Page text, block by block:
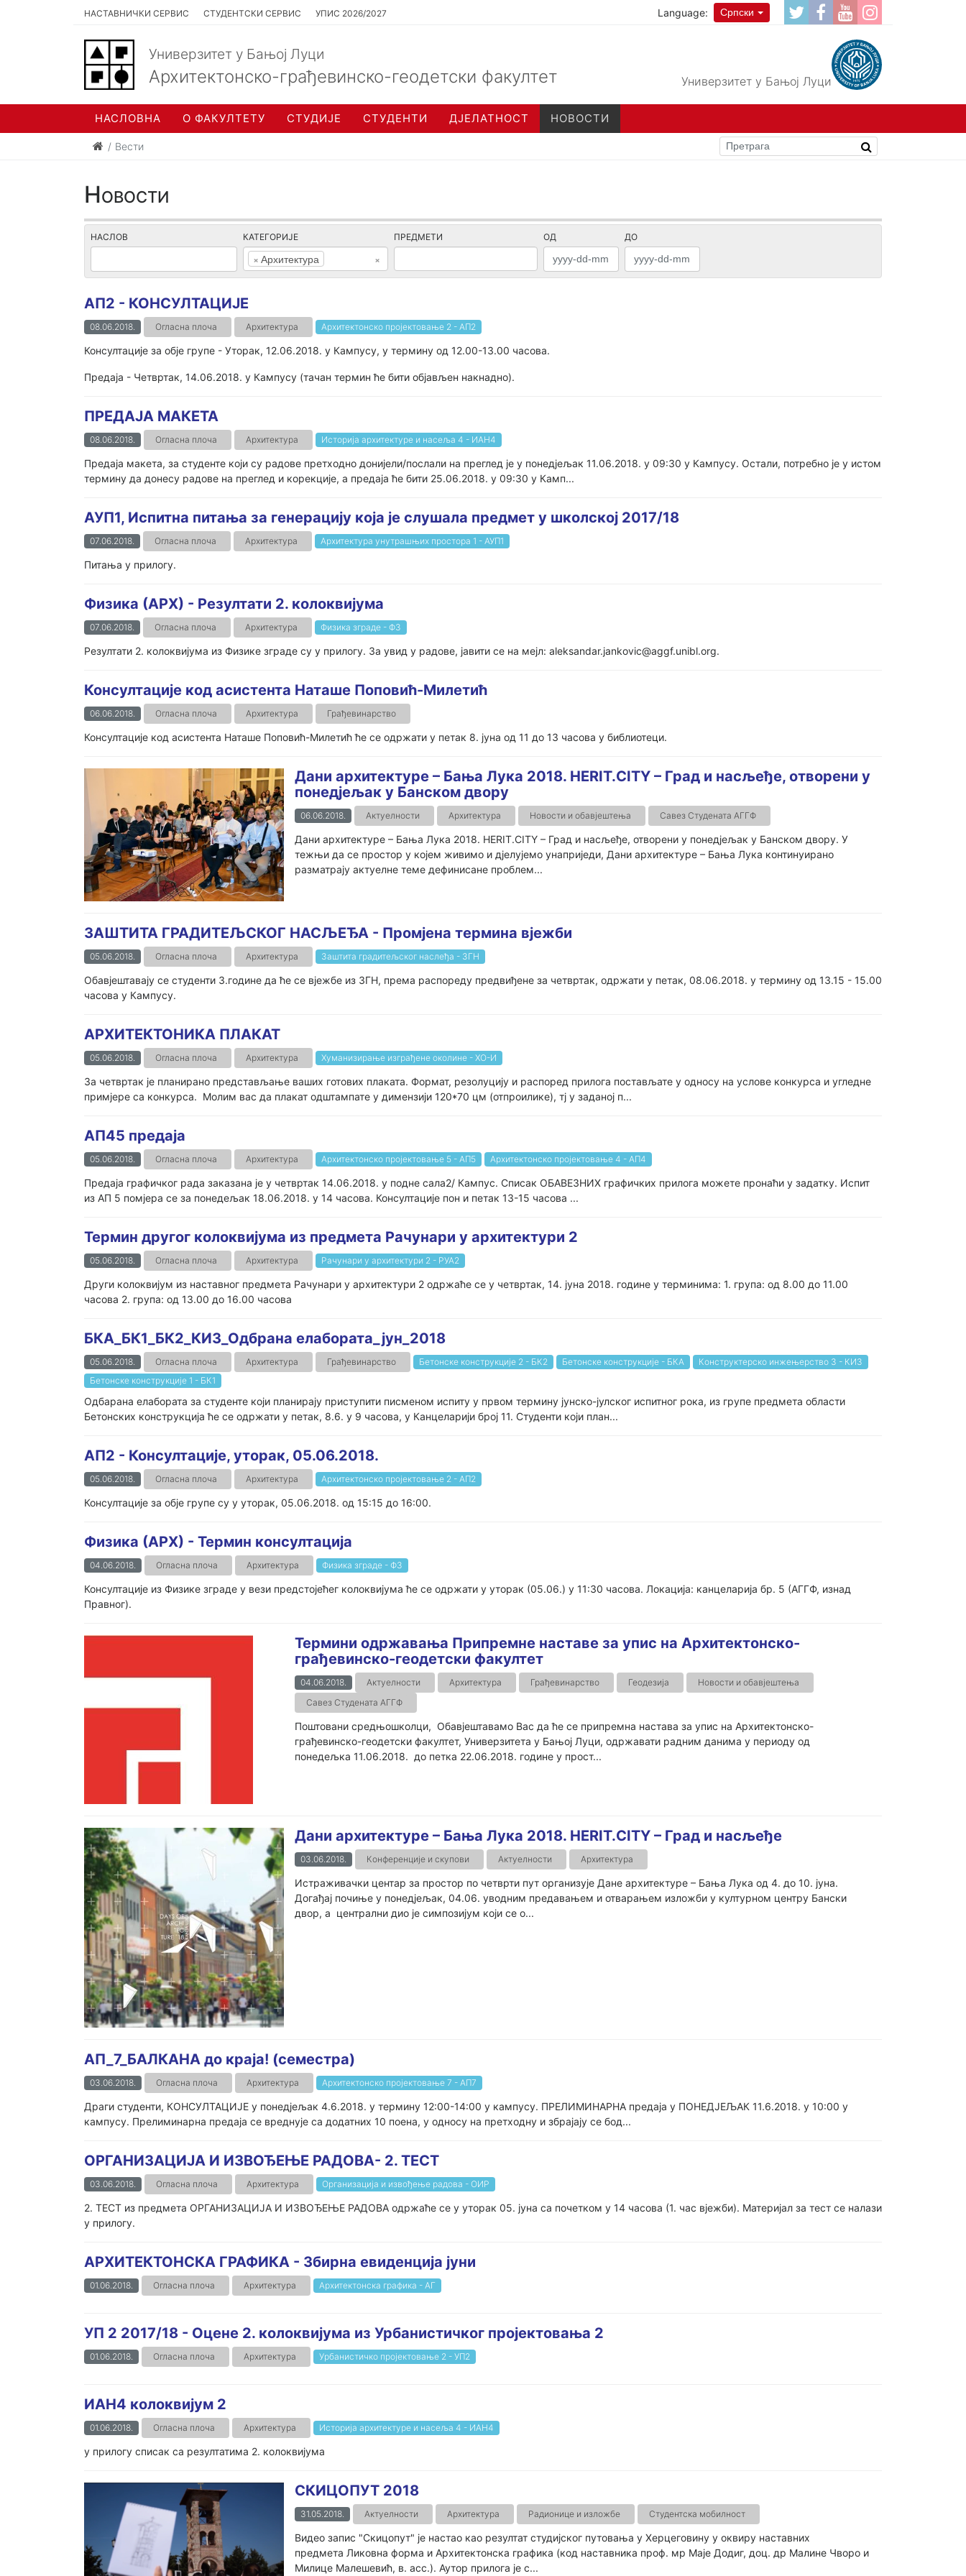
НАСТАВНИЧКИ СЕРВИС СТУДЕНТСКИ СЕРВИС УПИС 2026/2027 Language: Српски
Универзитет у Бањој Луци
Архитектонско-грађевинско-геодетски факултет Универзитет у Бањој Луци
НАСЛОВНА О ФАКУЛТЕТУ СТУДИЈЕ СТУДЕНТИ ДЈЕЛАТНОСТ НОВОСТИ
Вести
Новости
НАСЛОВ КАТЕГОРИЈЕ
×
× Архитектура
ПРЕДМЕТИ ОД ДО
АП2 - КОНСУЛТАЦИЈЕ
08.06.2018. Огласна плоча Архитектура Архитектонско пројектовање 2 - АП2
Консултације за обје групе - Уторак, 12.06.2018. у Кампусу, у термину од 12.00-13.00 часова.
Предаја - Четвртак, 14.06.2018. у Кампусу (тачан термин ће бити објављен накнадно).
ПРЕДАЈА МАКЕТА
08.06.2018. Огласна плоча Архитектура Историја архитектуре и насеља 4 - ИАН4
Предаја макета, за студенте који су радове претходно донијели/послали на преглед је у понедјељак 11.06.2018. у 09:30 у Кампусу. Остали, потребно је у истом
термину да донесу радове на преглед и корекције, а предаја ће бити 25.06.2018. у 09:30 у Камп...
АУП1, Испитна питања за генерацију која је слушала предмет у школској 2017/18
07.06.2018. Огласна плоча Архитектура Архитектура унутрашњих простора 1 - АУП1
Питања у прилогу.
Физика (АРХ) - Резултати 2. колоквијума
07.06.2018. Огласна плоча Архитектура Физика зграде - ФЗ
Резултати 2. колоквијума из Физике зграде су у прилогу. За увид у радове, јавити се на мејл: aleksandar.jankovic@aggf.unibl.org.
Консултације код асистента Наташе Поповић-Милетић
06.06.2018. Огласна плоча Архитектура Грађевинарство
Консултације код асистента Наташе Поповић-Милетић ће се одржати у петак 8. јуна од 11 до 13 часова у библиотеци.
Дани архитектуре – Бања Лука 2018. HERIT.CITY – Град и насљеђе, отворени у
понедјељак у Банском двору
06.06.2018. Актуелности Архитектура Новости и обавјештења Савез Студената АГГФ
Дани архитектуре – Бања Лука 2018. HERIT.CITY – Град и насљеђе, отворени у понедјељак у Банском двору. У
тежњи да се простор у којем живимо и дјелујемо унаприједи, Дани архитектуре – Бања Лука континуирано
разматрају актуелне теме дефинисане проблем...
ЗАШТИТА ГРАДИТЕЉСКОГ НАСЉЕЂА - Промјена термина вјежби
05.06.2018. Огласна плоча Архитектура Заштита градитељског наслеђа - ЗГН
Обавјештавају се студенти 3.године да ће се вјежбе из ЗГН, према распореду предвиђене за четвртак, одржати у петак, 08.06.2018. у термину од 13.15 - 15.00
часова у Кампусу.
АРХИТЕКТОНИКА ПЛАКАТ
05.06.2018. Огласна плоча Архитектура Хуманизирање изграђене околине - ХО-И
За четвртак је планирано представљање ваших готових плаката. Формат, резолуцију и распоред прилога постављате у односу на услове конкурса и угледне
примјере са конкурса. Молим вас да плакат одштампате у димензији 120*70 цм (отпроилике), тј у заданој п...
АП45 предаја
05.06.2018. Огласна плоча Архитектура Архитектонско пројектовање 5 - АП5 Архитектонско пројектовање 4 - АП4
Предаја графичког рада заказана је у четвртак 14.06.2018. у подне сала2/ Кампус. Списак ОБАВЕЗНИХ графичких прилога можете пронаћи у задатку. Испит
из АП 5 помјера се за понедељак 18.06.2018. у 14 часова. Консултације пон и петак 13-15 часова ...
Термин другог колоквијума из предмета Рачунари у архитектури 2
05.06.2018. Огласна плоча Архитектура Рачунари у архитектури 2 - РУА2
Други колоквијум из наставног предмета Рачунари у архитектури 2 одржаће се у четвртак, 14. јуна 2018. године у терминима: 1. група: од 8.00 до 11.00
часова 2. група: од 13.00 до 16.00 часова
БКА_БК1_БК2_КИ3_Одбрана елабората_јун_2018
05.06.2018. Огласна плоча Архитектура Грађевинарство Бетонске конструкције 2 - БК2 Бетонске конструкције - БКА
Конструктерско инжењерство 3 - КИ3
Бетонске конструкције 1 - БК1
Одбарана елабората за студенте који планирају приступити писменом испиту у првом термину јунско-јулског испитног рока, из групе предмета области
Бетонских конструкција ће се одржати у петак, 8.6. у 9 часова, у Канцеларији број 11. Студенти који план...
АП2 - Консултације, уторак, 05.06.2018.
05.06.2018. Огласна плоча Архитектура Архитектонско пројектовање 2 - АП2
Консултације за обје групе су у уторак, 05.06.2018. од 15:15 до 16:00.
Физика (АРХ) - Термин консултација
04.06.2018. Огласна плоча Архитектура Физика зграде - ФЗ
Консултације из Физике зграде у вези предстојећег колоквијума ће се одржати у уторак (05.06.) у 11:30 часова. Локација: канцеларија бр. 5 (АГГФ, изнад
Правног).
Термини одржавања Припремне наставе за упис на Архитектонско-
грађевинско-геодетски факултет
04.06.2018. Актуелности Архитектура Грађевинарство Геодезија
Новости и обавјештења
Савез Студената АГГФ
Поштовани средњошколци, Обавјештавамо Вас да ће се припремна настава за упис на Архитектонско-
грађевинско-геодетски факултет, Универзитета у Бањој Луци, одржавати радним данима у периоду од
понедељка 11.06.2018. до петка 22.06.2018. године у прост...
Дани архитектуре – Бања Лука 2018. HERIT.CITY – Град и насљеђе
03.06.2018. Конференције и скупови Актуелности Архитектура
Истраживачки центар за простор по четврти пут организује Дане архитектуре – Бања Лука од 4. до 10. јуна.
Догађај почиње у понедјељак, 04.06. уводним предавањем и отварањем изложби у културном центру Бански
двор, а централни дио је симпозијум који се о...
АП_7_БАЛКАНА до краја! (семестра)
03.06.2018. Огласна плоча Архитектура Архитектонско пројектовање 7 - АП7
Драги студенти, КОНСУЛТАЦИЈЕ у понедјељак 4.6.2018. у термину 12:00-14:00 у кампусу. ПРЕЛИМИНАРНА предаја у ПОНЕДЈЕЉАК 11.6.2018. у 10:00 у
кампусу. Прелиминарна предаја се вреднује са додатних 10 поена, у односу на претходну и збрајају се бод...
ОРГАНИЗАЦИЈА И ИЗВОЂЕЊЕ РАДОВА- 2. ТЕСТ
03.06.2018. Огласна плоча Архитектура Организација и извођење радова - ОИР
2. ТЕСТ из предмета ОРГАНИЗАЦИЈА И ИЗВОЂЕЊЕ РАДОВА одржаће се у уторак 05. јуна са почетком у 14 часова (1. час вјежби). Материјал за тест се налази
у прилогу.
АРХИТЕКТОНСКА ГРАФИКА - Збирна евиденција јуни
01.06.2018. Огласна плоча Архитектура Архитектонска графика - АГ
УП 2 2017/18 - Oцене 2. колоквијума из Урбанистичког пројектовања 2
01.06.2018. Огласна плоча Архитектура Урбанистичко пројектовање 2 - УП2
ИАН4 колоквијум 2
01.06.2018. Огласна плоча Архитектура Историја архитектуре и насеља 4 - ИАН4
у прилогу списак са резултатима 2. колоквијума
СКИЦОПУТ 2018
31.05.2018. Актуелности Архитектура Радионице и изложбе Студентска мобилност
Видео запис "Скицопут" је настао као резултат студијског путовања у Херцеговину у оквиру наставних
предмета Ликовна форма и Архитектонска графика (код наставника проф. мр Маје Додиг, доц. др Малине Чворо и
Милице Малешевић, в. асс.). Аутор прилога је с...